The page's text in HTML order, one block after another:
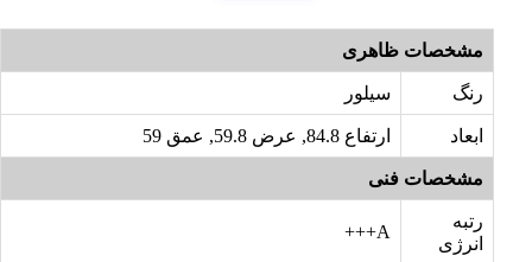
مشخصات ظاهری
رنگ سیلور
ابعاد ارتفاع 84.8, عرض 59.8, عمق 59
مشخصات فنی
رتبه
انرژی